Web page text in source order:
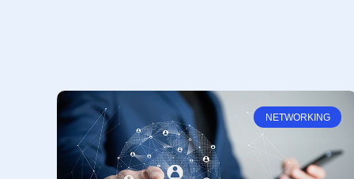
NETWORKING